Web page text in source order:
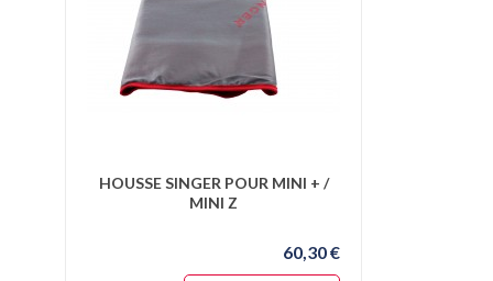
HOUSSE SINGER POUR MINI + /
MINI Z
60,30 €